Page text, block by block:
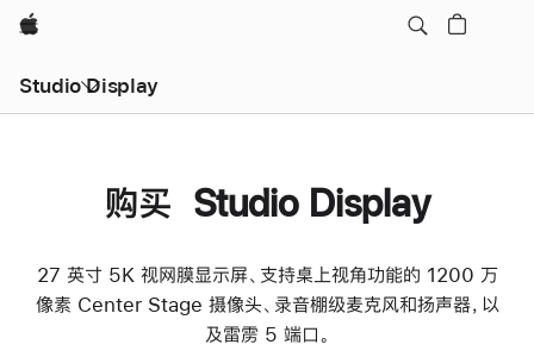
Apple
Studio Display
购买 Studio Display
27 英寸 5K 视网膜显示屏、支持桌上视角功能的 1200 万
像素 Center Stage 摄像头、录音棚级麦克风和扬声器，以
及雷雳 5 端口。